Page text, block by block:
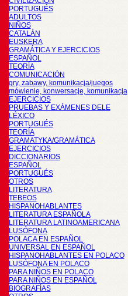
PORTUGUÉS
ADULTOS
NIÑOS
CATALÁN
EUSKERA
GRAMÁTICA Y EJERCICIOS
ESPAÑOL
TEORÍA
COMUNICACIÓN
gry, zabawy, komunikacja/juegos
mówienie, konwersacje, komunikacja
EJERCICIOS
PRUEBAS Y EXÁMENES DELE
LÉXICO
PORTUGUÉS
TEORÍA
GRAMATYKA/GRAMÁTICA
EJERCICIOS
DICCIONARIOS
ESPAÑOL
PORTUGUÉS
OTROS
LITERATURA
TEBEOS
HISPANOHABLANTES
LITERATURA ESPAÑOLA
LITERATURA LATINOAMERICANA
LUSÓFONA
POLACA EN ESPAÑOL
UNIVERSAL EN ESPAÑOL
HISPANOHABLANTES EN POLACO
LUSÓFONA EN POLACO
PARA NIÑOS EN POLACO
PARA NIÑOS EN ESPAÑOL
BIOGRAFÍAS